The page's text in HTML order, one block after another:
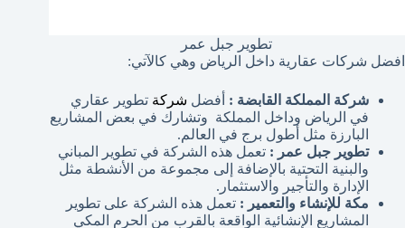
تطوير جبل عمر
افضل شركات عقارية داخل الرياض وهي كالآتي:
شركة المملكة القابضة : أفضل شركة تطوير عقاري
في الرياض وداخل المملكة وتشارك في بعض المشاريع
البارزة مثل أطول برج في العالم.
تطوير جبل عمر : تعمل هذه الشركة في تطوير المباني
والبنية التحتية بالإضافة إلى مجموعة من الأنشطة مثل
الإدارة والتأجير والاستثمار.
مكة للإنشاء والتعمير : تعمل هذه الشركة على تطوير
المشاريع الإنشائية الواقعة بالقرب من الحرم المكي